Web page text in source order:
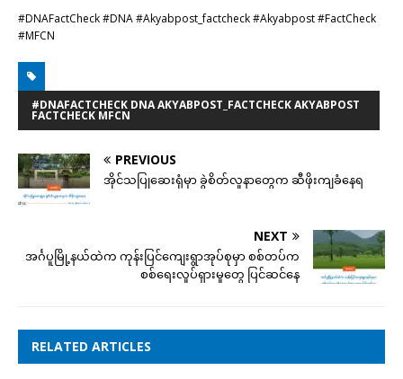
#DNAFactCheck #DNA #Akyabpost_factcheck #Akyabpost #FactCheck
#MFCN
#DNAFACTCHECK DNA AKYABPOST_FACTCHECK AKYABPOST
FACTCHECK MFCN
PREVIOUS
အိုင်သပြုဆေးရုံမှာ ခွဲစိတ်လူနာတွေက ဆီဖိုးကျခံနေရ
NEXT
အင်္ဂပူမြို့နယ်ထဲက ကုန်းပြင်ကျေးရွာအုပ်စုမှာ စစ်တပ်က
စစ်ရေးလှုပ်ရှားမှုတွေ ပြင်ဆင်နေ
RELATED ARTICLES